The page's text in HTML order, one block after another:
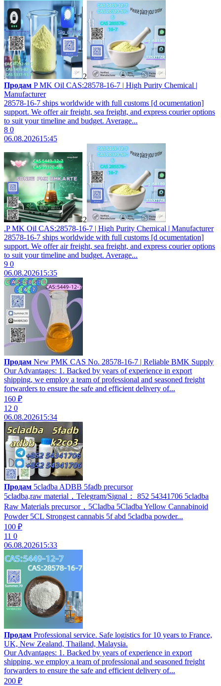
2
Продам P MK Oil CAS:28578-16-7 | High Purity Chemical |
Manufacturer
28578-16-7 ships worldwide with full customs [d ocumentation]
support. We offer air freight, sea freight, and express courier options
to suit your timeline and budget. Average...
8 0
06.08.202615:45
2
.P MK Oil CAS:28578-16-7 | High Purity Chemical | Manufacturer
28578-16-7 ships worldwide with full customs [d ocumentation]
support. We offer air freight, sea freight, and express courier options
to suit your timeline and budget. Average...
9 0
06.08.202615:35
Продам New PMK CAS No. 28578-16-7 | Reliable BMK Supply
Our Advantages: 1. Backed by years of experience in export
shipping, we employ a team of professional and seasoned freight
forwarders to ensure the safe and efficient delivery of...
160 ₽
12 0
06.08.202615:34
Продам 5cladba ADBB 5fadb precursor
5cladba,raw material，Telegram/Signal： 852 54341706 5cladba
Raw Materials precursor，5Cladba 5Cladba Yellow Cannabinoid
Powder 5CL Strongest cannabis 5f abd 5cladba powder...
100 ₽
11 0
06.08.202615:33
Продам Professional service. Safe logistics for 10 years to France,
UK, New Zealand, Thailand, Malaysia.
Our Advantages: 1. Backed by years of experience in export
shipping, we employ a team of professional and seasoned freight
forwarders to ensure the safe and efficient delivery of...
200 ₽